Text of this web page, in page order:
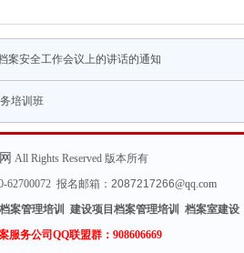
案安全工作会议上的讲话的通知
培训班
All Rights Reserved 版本所有
62700072 报名邮箱： 2087217266@qq.com
案管理培训 建设项目档案管理培训 档案室建设
服务公司QQ联盟群：908606669